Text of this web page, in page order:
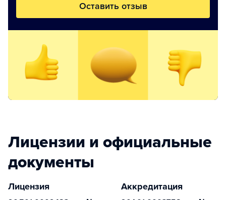
Оставить отзыв
Лицензии и официальные
документы
Лицензия Аккредитация